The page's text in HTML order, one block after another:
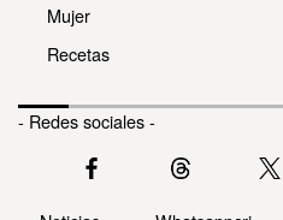
Mujer
Recetas
- Redes sociales -